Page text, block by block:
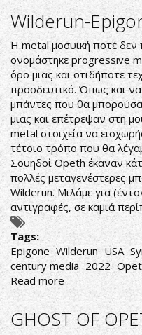
YOUR
HEAD
AND
LET
ME
IN
Wilderun-
Η metal μοσυική ποτέ δεν
ονομάστηκε progressive
όρο μιας και οτιδήποτε
προοδευτικό. Όπως και να
μπάντες που θα
μιας και επέτρεψαν στη
metal στοιχεία να
τέτοιο τρόπο που θα
Σουηδοί Opeth έκαναν
πολλές μεταγενέστερες
Wilderun. Μιλάμε για
αντιγραφές, σε καμιά
Tags:
Epigone Wilderun USA
century media 2022
Read moreabout
Wilderun-
Epigone
GHOST OF